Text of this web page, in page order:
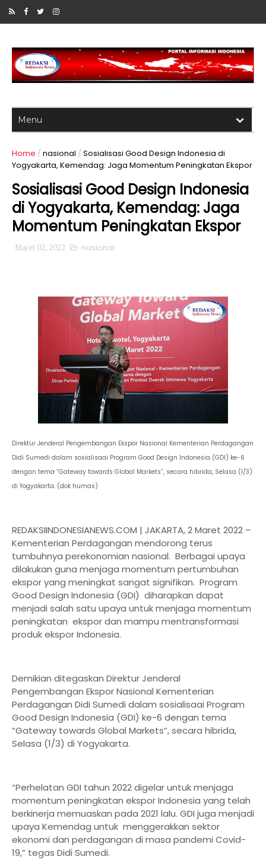
Home / nasional / Sosialisasi Good Design Indonesia di
Yogyakarta, Kemendag: Jaga Momentum Peningkatan Ekspor
Sosialisasi Good Design Indonesia
di Yogyakarta, Kemendag: Jaga
Momentum Peningkatan Ekspor
Maret 02, 2022 nasional
Direktur Jenderal Pengembangan Ekspor Nasional Kementerian Perdagangan
Didi Sumedi dalam sosialisaai Program Good Design Indonesia (GDI) ke-6
dengan tema “Gateway towards Global Markets”, secara hibrida, Selasa (1/3)
di Yogyakarta. (dok humas)
REDAKSIINDONESIANEWS.COM | JAKARTA, 2 Maret 2022 –
Kementerian Perdagangan mendorong terus
tumbuhnya perekonomian nasional. Berbagai upaya
dilakukan guna menjaga momentum pertumbuhan
ekspor yang meningkat sangat signifikan. Program
Good Design Indonesia (GDI) diharapkan dapat
menjadi salah satu upaya untuk menjaga momentum
peningkatan ekspor dan mampu mentransformasi
produk ekspor Indonesia.
Demikian ditegaskan Direktur Jenderal
Pengembangan Ekspor Nasional Kementerian
Perdagangan Didi Sumedi dalam sosialisaai Program
Good Design Indonesia (GDI) ke-6 dengan tema
“Gateway towards Global Markets”, secara hibrida,
Selasa (1/3) di Yogyakarta.
“Perhelatan GDI tahun 2022 digelar untuk menjaga
momentum peningkatan ekspor Indonesia yang telah
berkinerja memuaskan pada 2021 lalu. GDI juga menjadi
upaya Kemendag untuk menggerakkan sektor
ekonomi dan perdagangan di masa pandemi Covid-
19,” tegas Didi Sumedi.